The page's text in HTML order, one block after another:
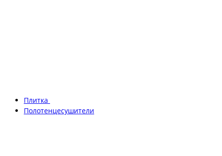
Плитка
Полотенцесушители